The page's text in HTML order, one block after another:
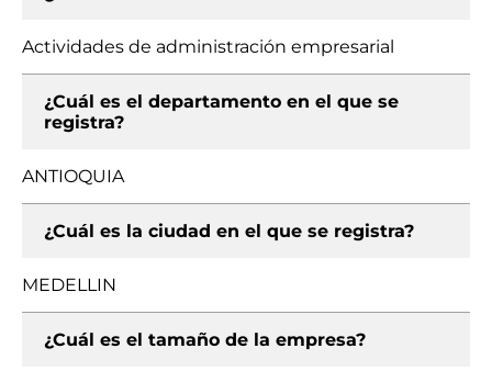
Actividades de administración empresarial
¿Cuál es el departamento en el que se
registra?
ANTIOQUIA
¿Cuál es la ciudad en el que se registra?
MEDELLIN
¿Cuál es el tamaño de la empresa?